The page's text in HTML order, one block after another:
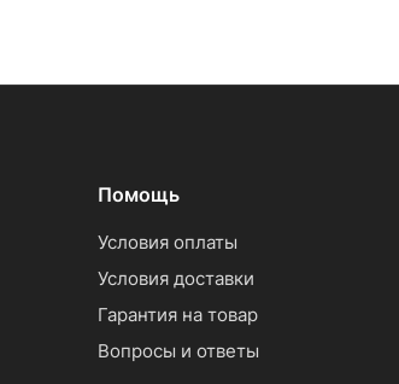
Помощь
Условия оплаты
Условия доставки
Гарантия на товар
Вопросы и ответы